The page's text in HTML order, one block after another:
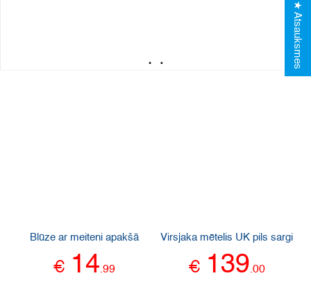
★ Atsauksmes
Blūze ar meiteni apakšā
€ 14.99
Virsjaka mētelis UK pils sargi
€ 139.00